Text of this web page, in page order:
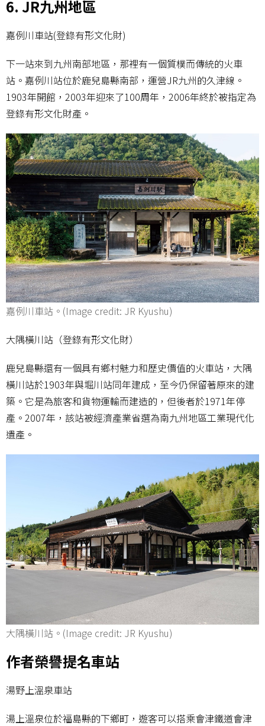
6. JR九州地區
嘉例川車站(登錄有形文化財)
下一站來到九州南部地區，那裡有一個質樸而傳統的火車
站。嘉例川站位於鹿兒島縣南部，運營JR九州的久津線。
1903年開館，2003年迎來了100周年，2006年終於被指定為
登錄有形文化財產。
嘉例川車站。(Image credit: JR Kyushu)
大隅橫川站（登錄有形文化財）
鹿兒島縣還有一個具有鄉村魅力和歷史價值的火車站，大隅
橫川站於1903年與堀川站同年建成，至今仍保留著原來的建
築。它是為旅客和貨物運輸而建造的，但後者於1971年停
產。2007年，該站被經濟產業省選為南九州地區工業現代化
遺產。
大隅橫川站。(Image credit: JR Kyushu)
作者榮譽提名車站
湯野上溫泉車站
湯上溫泉位於福島縣的下鄉町，遊客可以搭乘會津鐵道會津